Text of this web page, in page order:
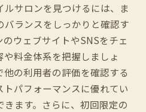
ネイルサロンを選ぶ秘訣
ルサロンの選び方
ンスが取れたサロン探し
きネイルサロンのサービ
ネイルサロン選びの基本
サロンを見つけるには、ま
ランスをしっかりと確認す
ウェブサイトやSNSをチェ
料金体系を把握しましょ
の利用者の評価を確認する
パフォーマンスに優れてい
ます。さらに、初回限定の